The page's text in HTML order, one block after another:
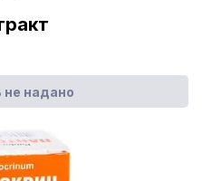
не надано